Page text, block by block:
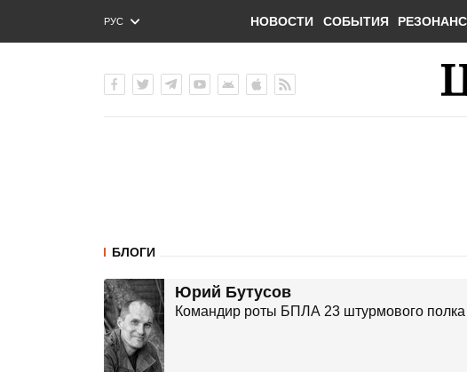
РУС
ENG
НОВОСТИ СОБЫТИЯ РЕЗОНАНС
БЛОГИ
Юрий Бутусов
Командир роты БПЛА 23 штурмового полка